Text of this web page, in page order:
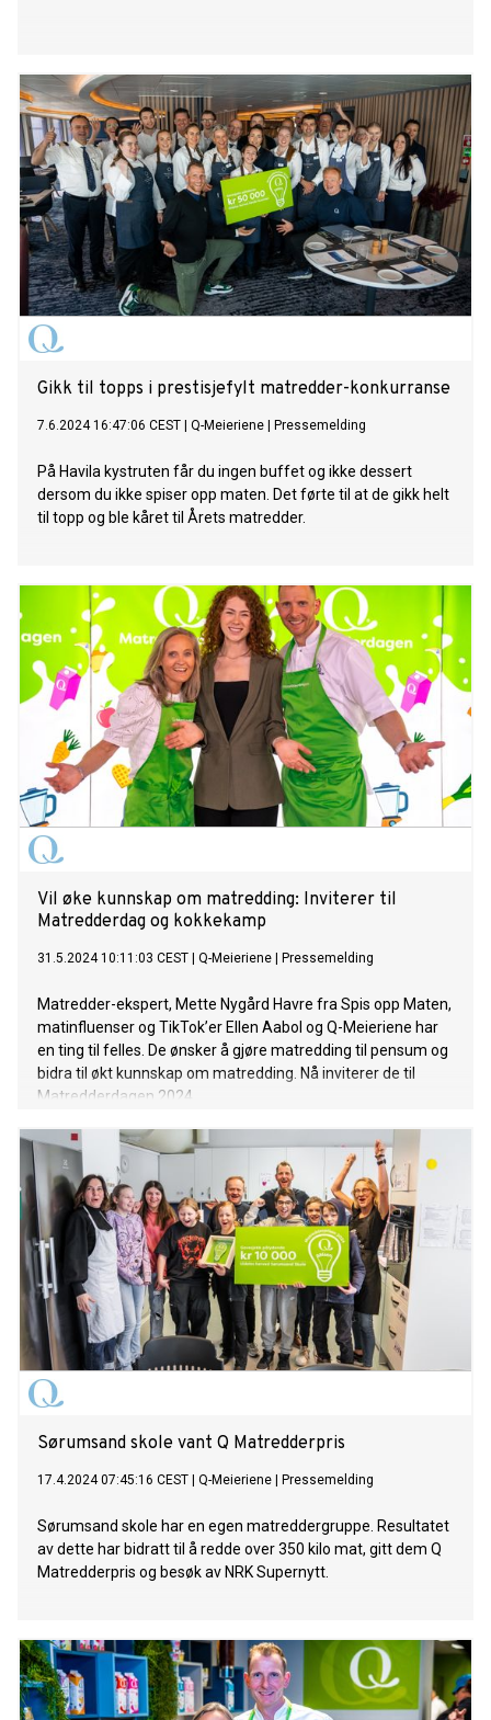
Gikk til topps i prestisjefylt matredder-konkurranse
7.6.2024 16:47:06 CEST Q-Meieriene Pressemelding
På Havila kystruten får du ingen buffet og ikke dessert
dersom du ikke spiser opp maten. Det førte til at de gikk helt
til topp og ble kåret til Årets matredder.
Vil øke kunnskap om matredding: Inviterer til
Matredderdag og kokkekamp
31.5.2024 10:11:03 CEST Q-Meieriene Pressemelding
Matredder-ekspert, Mette Nygård Havre fra Spis opp Maten,
matinfluenser og TikTok’er Ellen Aabol og Q-Meieriene har
en ting til felles. De ønsker å gjøre matredding til pensum og
bidra til økt kunnskap om matredding. Nå inviterer de til
Matredderdagen 2024.
Sørumsand skole vant Q Matredderpris
17.4.2024 07:45:16 CEST Q-Meieriene Pressemelding
Sørumsand skole har en egen matreddergruppe. Resultatet
av dette har bidratt til å redde over 350 kilo mat, gitt dem Q
Matredderpris og besøk av NRK Supernytt.